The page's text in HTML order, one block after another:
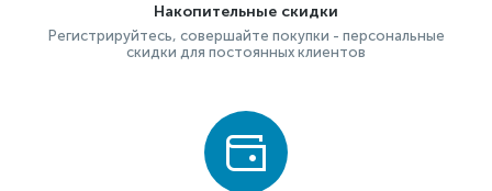
Накопительные скидки
Регистрируйтесь, совершайте покупки - персональные
скидки для постоянных клиентов